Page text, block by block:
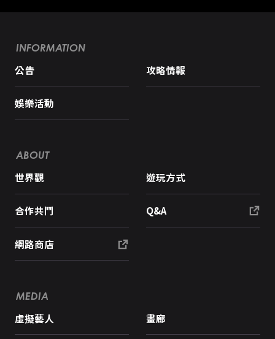
INFORMATION
公告 攻略情報
娛樂活動
ABOUT
世界觀 遊玩方式
合作共鬥 Q&A
網路商店
MEDIA
虛擬藝人 畫廊